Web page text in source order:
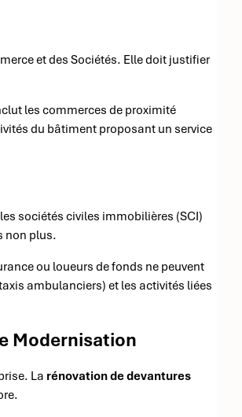
et des Sociétés. Elle doit justifier
les commerces de proximité
du bâtiment proposant un service
sociétés civiles immobilières (SCI)
non plus.
ou loueurs de fonds ne peuvent
ambulanciers) et les activités liées
Modernisation
La rénovation de devantures